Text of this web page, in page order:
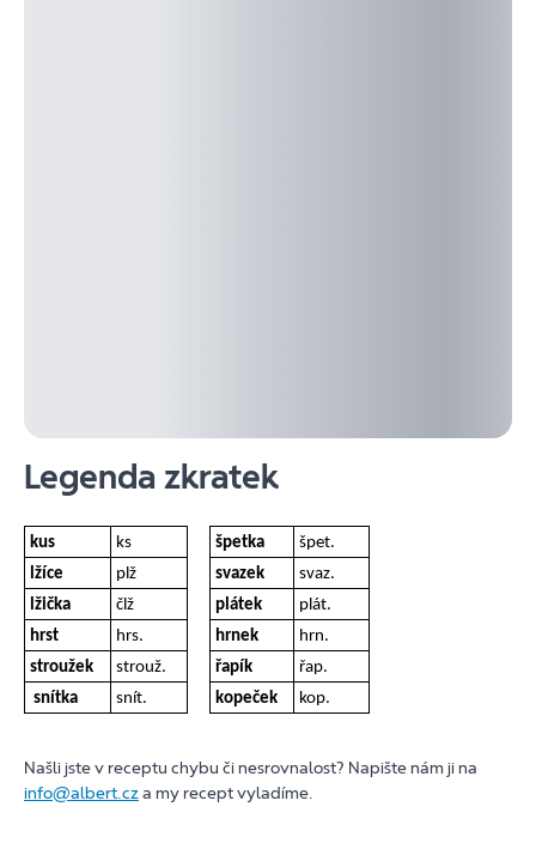
Legenda zkratek
kus ks špetka
špet.
lžíce
plž svazek
svaz.
lžička
člž plátek
plát.
hrst
hrs. hrnek
hrn.
stroužek
strouž. řapík
řap.
snítka
snít. kopeček kop.
Našli jste v receptu chybu či nesrovnalost? Napište nám ji na
info@albert.cza my recept vyladíme.